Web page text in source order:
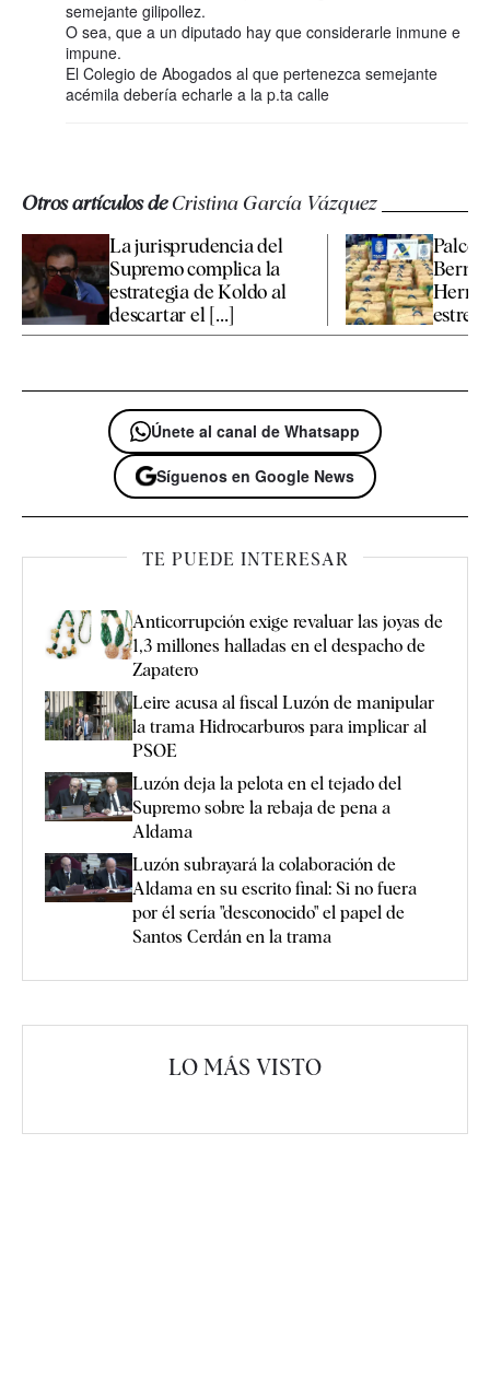
semejante gilipollez.
O sea, que a un diputado hay que considerarle inmune e
impune.
El Colegio de Abogados al que pertenezca semejante
acémila debería echarle a la p.ta calle
Otros artículos deCristina García Vázquez
La jurisprudencia del
Supremo complica la
estrategia de Koldo al
descartar el [...]
Únete al canal de Whatsapp
Síguenos en Google News
TE PUEDE INTERESAR
Anticorrupción exige revaluar las joyas de
1,3 millones halladas en el despacho de
Zapatero
Leire acusa al fiscal Luzón de manipular
la trama Hidrocarburos para implicar al
PSOE
Luzón deja la pelota en el tejado del
Supremo sobre la rebaja de pena a
Aldama
Luzón subrayará la colaboración de
Aldama en su escrito final: Si no fuera
por él sería "desconocido" el papel de
Santos Cerdán en la trama
LO MÁS VISTO